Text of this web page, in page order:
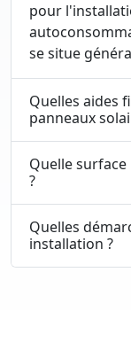
pour
se situe
Quelles aides
panneaux
Quelle
?
Quelles
installation ?